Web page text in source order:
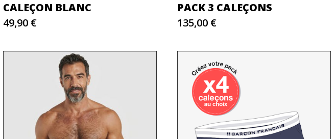
CALEÇON BLANC
49,90 €
PACK 3 CALEÇONS
135,00 €